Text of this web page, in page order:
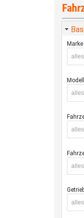
Marke
Modell